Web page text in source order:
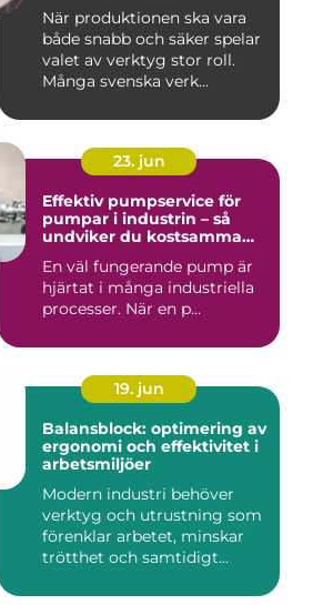
När produktionen ska vara
både snabb och säker spelar
valet av verktyg stor roll.
Många svenska verk...
23. jun
Effektiv pumpservice för
pumpar i industrin – så
undviker du kostsamma
En väl fungerande pump är
hjärtat i många industriella
processer. När en p...
19. jun
Balansblock: optimering av
ergonomi och effektivitet i
arbetsmiljöer
Modern industri behöver
verktyg och utrustning som
förenklar arbetet, minskar
trötthet och samtidigt...